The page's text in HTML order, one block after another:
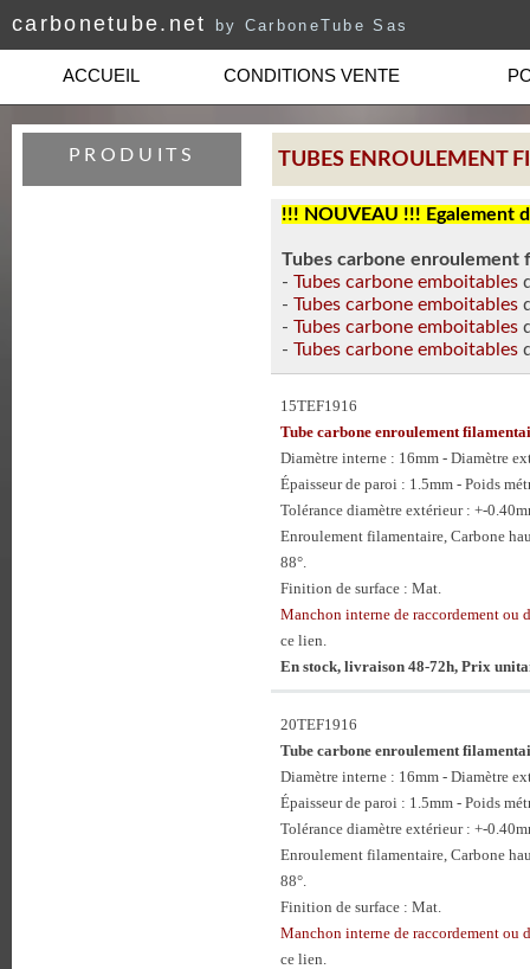
carbonetube.net by CarboneTube Sas
ACCUEIL CONDITIONS VENTE
PRODUITS TUBES ENROULEMENT
!!! NOUVEAU !!! Egalement
Tubes carbone enroulement
- Tubes carbone emboitables
- Tubes carbone emboitables
- Tubes carbone emboitables
- Tubes carbone emboitables
15TEF1916
Tube carbone enroulement
Diamètre interne : 16mm - Diamètre
Épaisseur de paroi : 1.5mm - Poids
Tolérance diamètre extérieur : +-
Enroulement filamentaire, Carbone
88°.
Finition de surface : Mat.
Manchon interne de raccordement ou
ce lien.
En stock, livraison 48-72h, Prix
20TEF1916
Tube carbone enroulement
Diamètre interne : 16mm - Diamètre
Épaisseur de paroi : 1.5mm - Poids
Tolérance diamètre extérieur : +-
Enroulement filamentaire, Carbone
88°.
Finition de surface : Mat.
Manchon interne de raccordement ou
ce lien.